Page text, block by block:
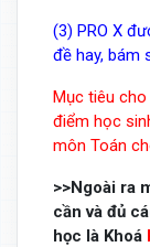
(3) PRO X
đề hay, bám
Mục tiêu cho
điểm học
môn Toán
>>Ngoài ra
cần và đủ
học là Khoá